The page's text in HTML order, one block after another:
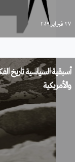
۲۷ فبراير ۲۰۱۹
أسبقية السياسية تاريخ
والأمريكية